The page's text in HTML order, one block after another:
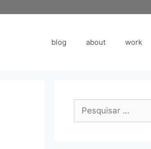
blog about work
Pesquisar